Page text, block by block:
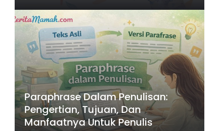
Paraphrase Dalam Penulisan:
Pengertian, Tujuan, Dan
Manfaatnya Untuk Penulis